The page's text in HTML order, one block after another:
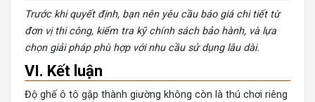
Trước khi quyết định, bạn nên yêu cầu báo giá chi tiết từ
đơn vị thi công, kiểm tra kỹ chính sách bảo hành, và lựa
chọn giải pháp phù hợp với nhu cầu sử dụng lâu dài.
VI. Kết luận
Độ ghế ô tô gập thành giường không còn là thú chơi riêng